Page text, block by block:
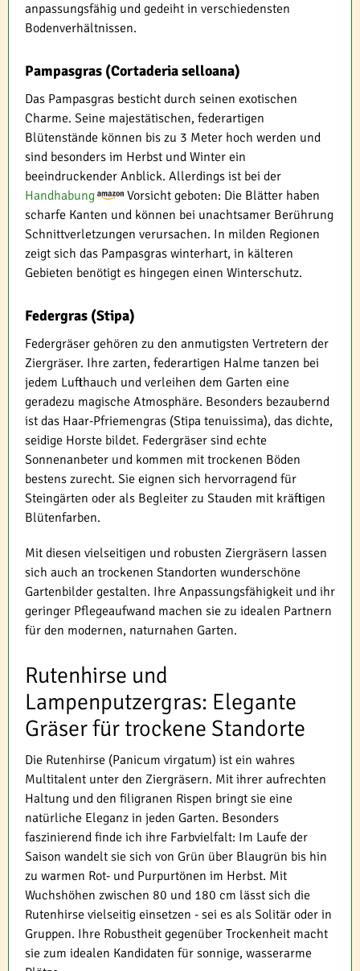
anpassungsfähig und gedeiht in verschiedensten
Bodenverhältnissen.
Pampasgras (Cortaderia selloana)
Das Pampasgras besticht durch seinen exotischen
Charme. Seine majestätischen, federartigen
Blütenstände können bis zu 3 Meter hoch werden und
sind besonders im Herbst und Winter ein
beeindruckender Anblick. Allerdings ist bei der
Handhabung
Vorsicht geboten: Die Blätter haben
scharfe Kanten und können bei unachtsamer Berührung
Schnittverletzungen verursachen. In milden Regionen
zeigt sich das Pampasgras winterhart, in kälteren
Gebieten benötigt es hingegen einen Winterschutz.
Federgras (Stipa)
Federgräser gehören zu den anmutigsten Vertretern der
Ziergräser. Ihre zarten, federartigen Halme tanzen bei
jedem Lufthauch und verleihen dem Garten eine
geradezu magische Atmosphäre. Besonders bezaubernd
ist das Haar-Pfriemengras (Stipa tenuissima), das dichte,
seidige Horste bildet. Federgräser sind echte
Sonnenanbeter und kommen mit trockenen Böden
bestens zurecht. Sie eignen sich hervorragend für
Steingärten oder als Begleiter zu Stauden mit kräftigen
Blütenfarben.
Mit diesen vielseitigen und robusten Ziergräsern lassen
sich auch an trockenen Standorten wunderschöne
Gartenbilder gestalten. Ihre Anpassungsfähigkeit und ihr
geringer Pflegeaufwand machen sie zu idealen Partnern
für den modernen, naturnahen Garten.
Rutenhirse und
Lampenputzergras: Elegante
Gräser für trockene Standorte
Die Rutenhirse (Panicum virgatum) ist ein wahres
Multitalent unter den Ziergräsern. Mit ihrer aufrechten
Haltung und den filigranen Rispen bringt sie eine
natürliche Eleganz in jeden Garten. Besonders
faszinierend finde ich ihre Farbvielfalt: Im Laufe der
Saison wandelt sie sich von Grün über Blaugrün bis hin
zu warmen Rot- und Purpurtönen im Herbst. Mit
Wuchshöhen zwischen 80 und 180 cm lässt sich die
Rutenhirse vielseitig einsetzen - sei es als Solitär oder in
Gruppen. Ihre Robustheit gegenüber Trockenheit macht
sie zum idealen Kandidaten für sonnige, wasserarme